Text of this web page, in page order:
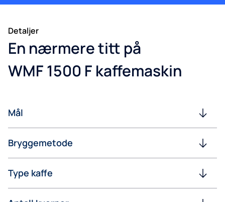
Detaljer
En nærmere titt på
WMF 1500 F kaffemaskin
Mål
Bryggemetode
Type kaffe